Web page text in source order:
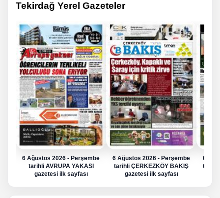
Tekirdağ Yerel Gazeteler
6 Ağustos 2026 - Perşembe
tarihli AVRUPA YAKASI
gazetesi ilk sayfası
6 Ağustos 2026 - Perşembe
tarihli ÇERKEZKÖY BAKIŞ
gazetesi ilk sayfası
6
tarihli